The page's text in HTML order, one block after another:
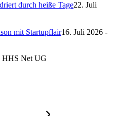
durch heiße Tage22. Juli
mit Startupflair16. Juli 2026 -
HHS Net UG